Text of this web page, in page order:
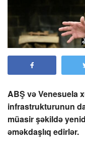
ABŞ və Venesuela
infrastrukturunun
müasir şəkildə
əməkdaşlıq edirlər.